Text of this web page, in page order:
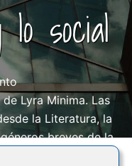
social
Lyra Minima. Las
la Literatura, la
breves de la